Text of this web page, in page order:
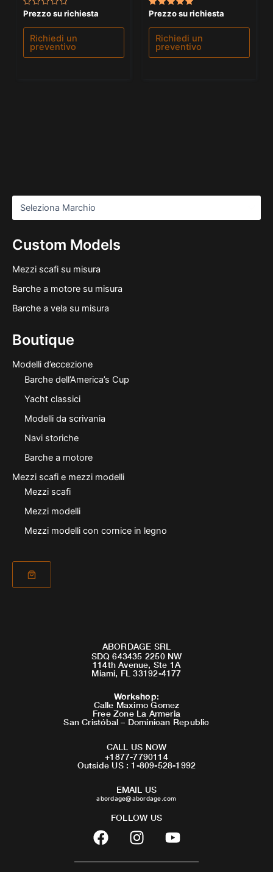
Custom Models
Mezzi scafi su misura
Barche a motore su misura
Barche a vela su misura
Boutique
Modelli d’eccezione
Barche dell’America’s Cup
Yacht classici
Modelli da scrivania
Navi storiche
Barche a motore
Mezzi scafi e mezzi modelli
Mezzi scafi
Mezzi modelli
Mezzi modelli con cornice in legno
Valutato
su
Prezzo su richiesta
Richiedi un
preventivo
Valutato
su 5
Prezzo su richiesta
Richiedi un
preventivo
ABORDAGE SRL
SDQ 643435 2250 NW
114th Avenue, Ste 1A
Miami, FL 33192-4177
Workshop:
Calle Maximo Gomez
Free Zone La Armeria
San Cristóbal – Dominican Republic
CALL US NOW
+1877-7790114
Outside US : 1-809-528-1992
EMAIL US
abordage@abordage.com
FOLLOW US
F
a
c
I
n
s
Y
o
u